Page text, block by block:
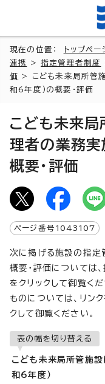
現在の位置： トップペー
連携
>指定管理者制度
価 > こども未来局所管
和6年度）の概要・評価
こども未来
理者の業務実
概要・評価
ページ番号 1043107
次に掲げる施設の指定
概要・評価については
をクリックして御覧く
ものについては、リン
クして御覧ください。
表の幅を切り替える
こども未来局所管施
和6年度）